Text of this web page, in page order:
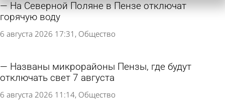
На Северной Поляне в Пензе отключат
горячую воду
6 августа 2026 17:31 Общество
Названы микрорайоны Пензы, где будут
отключать свет 7 августа
6 августа 2026 11:14 Общество